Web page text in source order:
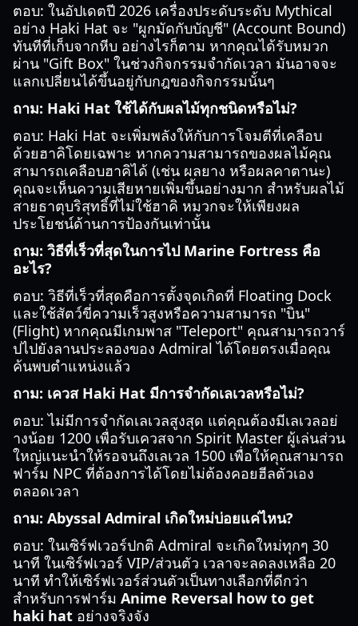
ตอบ: ในอัปเดตปี 2026 เครื่องประดับระดับ Mythical
อย่าง Haki Hat จะ "ผูกมัดกับบัญชี" (Account Bound)
ทันทีที่เก็บจากหีบ อย่างไรก็ตาม หากคุณได้รับหมวก
ผ่าน "Gift Box" ในช่วงกิจกรรมจำกัดเวลา มันอาจจะ
แลกเปลี่ยนได้ขึ้นอยู่กับกฎของกิจกรรมนั้นๆ
ถาม: Haki Hat ใช้ได้กับผลไม้ทุกชนิดหรือไม่?
ตอบ: Haki Hat จะเพิ่มพลังให้กับการโจมตีที่เคลือบ
ด้วยฮาคิโดยเฉพาะ หากความสามารถของผลไม้คุณ
สามารถเคลือบฮาคิได้ (เช่น ผลยาง หรือผลคาตานะ)
คุณจะเห็นความเสียหายเพิ่มขึ้นอย่างมาก สำหรับผลไม้
สายธาตุบริสุทธิ์ที่ไม่ใช้ฮาคิ หมวกจะให้เพียงผล
ประโยชน์ด้านการป้องกันเท่านั้น
ถาม: วิธีที่เร็วที่สุดในการไป Marine Fortress คือ
อะไร?
ตอบ: วิธีที่เร็วที่สุดคือการตั้งจุดเกิดที่ Floating Dock
และใช้สัตว์ขี่ความเร็วสูงหรือความสามารถ "บิน"
(Flight) หากคุณมีเกมพาส "Teleport" คุณสามารถวาร์
ปไปยังลานประลองของ Admiral ได้โดยตรงเมื่อคุณ
ค้นพบตำแหน่งแล้ว
ถาม: เควส Haki Hat มีการจำกัดเลเวลหรือไม่?
ตอบ: ไม่มีการจำกัดเลเวลสูงสุด แต่คุณต้องมีเลเวลอย่
างน้อย 1200 เพื่อรับเควสจาก Spirit Master ผู้เล่นส่วน
ใหญ่แนะนำให้รอจนถึงเลเวล 1500 เพื่อให้คุณสามารถ
ฟาร์ม NPC ที่ต้องการได้โดยไม่ต้องคอยฮีลตัวเอง
ตลอดเวลา
ถาม: Abyssal Admiral เกิดใหม่บ่อยแค่ไหน?
ตอบ: ในเซิร์ฟเวอร์ปกติ Admiral จะเกิดใหม่ทุกๆ 30
นาที ในเซิร์ฟเวอร์ VIP/ส่วนตัว เวลาจะลดลงเหลือ 20
นาที ทำให้เซิร์ฟเวอร์ส่วนตัวเป็นทางเลือกที่ดีกว่า
สำหรับการฟาร์ม Anime Reversal how to get
haki hat อย่างจริงจัง